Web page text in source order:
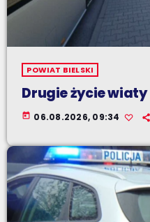
POWIAT BIELSKI
Drugie życie wiaty
today 06.08.2026, 09:34